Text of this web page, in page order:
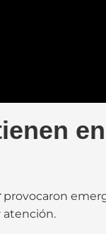
provocaron
atención.